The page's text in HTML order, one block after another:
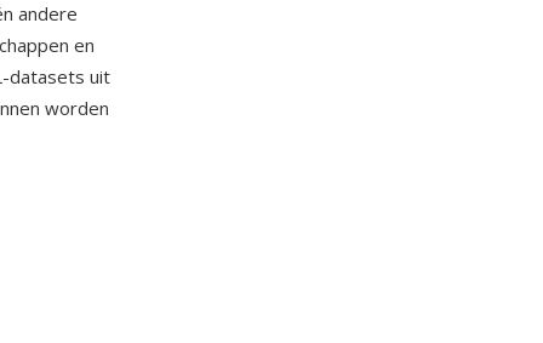
andere
en
datasets uit
worden